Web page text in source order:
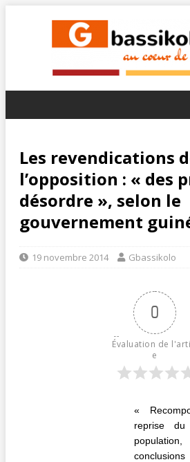
Les revendications
l’opposition : « des
désordre », selon le
gouvernement
19 novembre 2014 Gbassikolo
0
Évaluation de
e
«
reprise